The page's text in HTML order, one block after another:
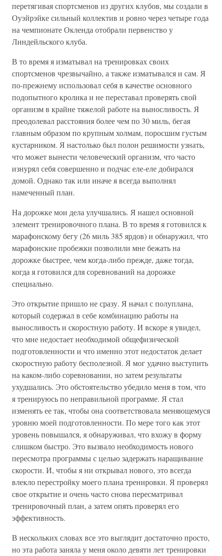
перетягивая спортсменов из других клубов, мы создали в
Оуэйрэйке сильный коллектив и ровно через четыре года
на чемпионате Окленда отобрали первенство у
Линдейльского клуба.
В то время я изматывал на тренировках своих
спортсменов чрезвычайно, а также изматывался и сам. Я
по-прежнему использовал себя в качестве основного
подопытного кролика и не переставал проверять свой
организм в крайне тяжелой работе на выносливость. Я
преодолевал расстояния более чем по 30 миль, бегая
главным образом по крупным холмам, поросшим густым
кустарником. Я настолько был полон решимости узнать,
что может вынести человеческий организм, что часто
изнурял себя совершенно и подчас еле-еле добирался
домой. Однако так или иначе я всегда выполнял
намеченный план.
На дорожке мои дела улучшались. Я нашел основной
элемент тренировочного плана. В то время я готовился к
марафонскому бегу (26 миль 385 ярдов) и обнаружил, что
марафонские пробежки позволили мне бежать на
дорожке быстрее, чем когда-либо прежде, даже тогда,
когда я готовился для соревнований на дорожке
специально.
Это открытие пришло не сразу. Я начал с полуплана,
который содержал в себе комбинацию работы на
выносливость и скоростную работу. И вскоре я увидел,
что мне недостает необходимой общефизической
подготовленности и что именно этот недостаток делает
скоростную работу бесполезной. Я мог удачно выступить
на каком-либо соревновании, но затем результаты
ухудшались. Это обстоятельство убедило меня в том, что
я тренируюсь по неправильной программе. Я стал
изменять ее так, чтобы она соответствовала меняющемуся
уровню моей подготовленности. По мере того как этот
уровень повышался, я обнаруживал, что вхожу в форму
слишком быстро. Это вызвало необходимость нового
пересмотра программы с целью задержать наращивание
скорости. И, чтобы я ни открывал нового, это всегда
влекло перестройку моего плана тренировки. Я проверял
свое открытие и очень часто снова пересматривал
тренировочный план, а затем опять проверял его
эффективность.
В нескольких словах все это выглядит достаточно просто,
но эта работа заняла у меня около девяти лет тренировки